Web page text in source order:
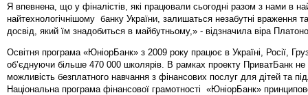
Я впевнена, що у фіналістів, які працювали сьогодні разом з нами в
найтехнологічнішому банку України, залишаться незабутні враження
досвід, який їм знадобиться в майбутньому,» - відзначила віра
Освітня програма «ЮніорБанк» з 2009 року працює в Україні, Росії,
об’єднуючи більше 470 000 школярів. В рамках проекту ПриватБанк не
можливість безплатного навчання з фінансових послуг для дітей та
Національна програма фінансової грамотності «ЮніорБанк»